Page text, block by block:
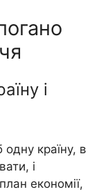
і
країну, в
і
економії,